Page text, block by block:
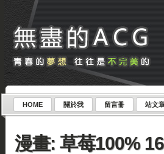
HOME 關於我 留言冊 站文
漫畫: 草莓100%